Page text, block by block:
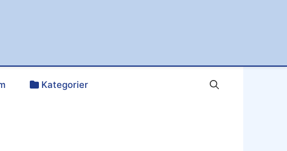
Kategorier